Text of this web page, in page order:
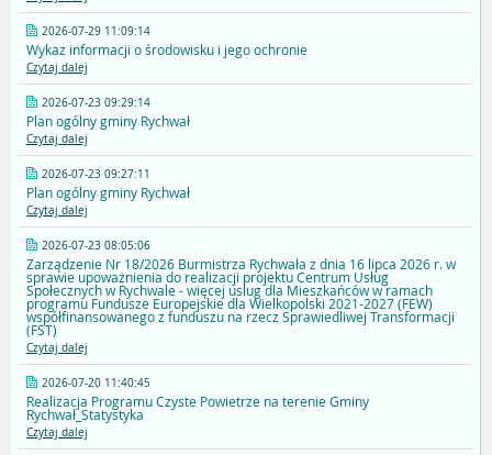
2026-07-29 11:09:14
Wykaz informacji o środowisku i jego ochronie
Czytaj dalej
2026-07-23 09:29:14
Plan ogólny gminy Rychwał
Czytaj dalej
2026-07-23 09:27:11
Plan ogólny gminy Rychwał
Czytaj dalej
2026-07-23 08:05:06
Zarządzenie Nr 18/2026 Burmistrza Rychwała z dnia 16 lipca 2026 r. w
sprawie upoważnienia do realizacji projektu Centrum Usług
Społecznych w Rychwale - więcej uslug dla Mieszkańców w ramach
programu Fundusze Europejskie dla Wielkopolski 2021-2027 (FEW)
współfinansowanego z funduszu na rzecz Sprawiedliwej Transformacji
(FST)
Czytaj dalej
2026-07-20 11:40:45
Realizacja Programu Czyste Powietrze na terenie Gminy
Rychwał_Statystyka
Czytaj dalej